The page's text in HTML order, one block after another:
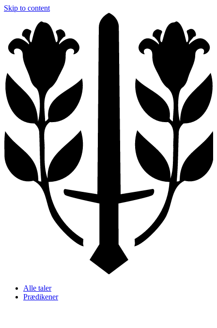
Skip to content
Alle taler
Prædikener